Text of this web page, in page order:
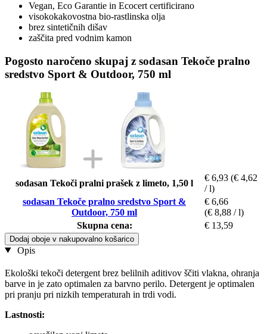
Vegan, Eco Garantie in Ecocert certificirano
visokokakovostna bio-rastlinska olja
brez sintetičnih dišav
zaščita pred vodnim kamon
Pogosto naročeno skupaj z sodasan Tekoče pralno
sredstvo Sport & Outdoor, 750 ml
sodasan Tekoči pralni prašek z limeto, 1,50 l
€ 6,93 (€ 4,62
/ l)
sodasan Tekoče pralno sredstvo Sport &
Outdoor, 750 ml
€ 6,66
(€ 8,88 / l)
Skupna cena:
€ 13,59
Dodaj oboje v nakupovalno košarico
Opis
Ekološki tekoči detergent brez belilnih aditivov ščiti vlakna, ohranja
barve in je zato optimalen za barvno perilo. Detergent je optimalen
pri pranju pri nizkih temperaturah in trdi vodi.
Lastnosti: